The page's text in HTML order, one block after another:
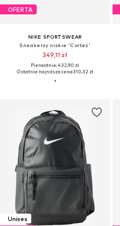
OFERTA
NIKE SPORTSWEAR
Sneakersy niskie 'Cortez'
349,11 zł
Pierwotnie: 432,90 zł
Ostatnia najniższa cena:310,32 zł
Unisex